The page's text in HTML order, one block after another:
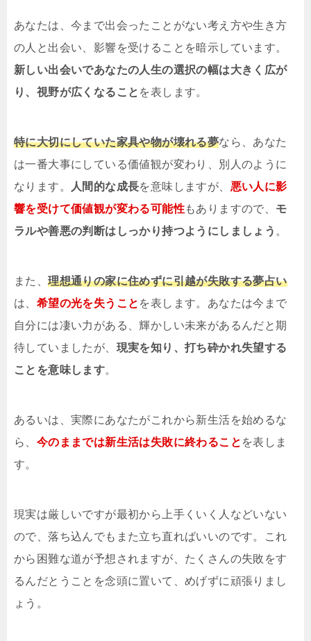
あなたは、今まで出会ったことがない考え方や生き方
の人と出会い、影響を受けることを暗示しています。
新しい出会いであなたの人生の選択の幅は大きく広が
り、視野が広くなること を表します。
特に大切にしていた家具や物が壊れる夢なら、あなた
は一番大事にしている価値観が変わり、別人のように
なります。
人間的な成長を意味しますが、 悪い人に影
響を受けて価値観が変わる可能性もありますので、 モ
ラルや善悪の判断はしっかり持つようにしましょう 。
また、理想通りの家に住めずに引越が失敗する夢占い
は、 希望の光を失うこと を表します。あなたは今まで
自分には凄い力がある、輝かしい未来があるんだと期
待していましたが、 現実を知り、打ち砕かれ失望する
ことを意味します。
あるいは、実際にあなたがこれから新生活を始めるな
ら、 今のままでは新生活は失敗に終わること を表しま
す。
現実は厳しいですが最初から上手くいく人などいない
ので、落ち込んでもまた立ち直ればいいのです。これ
から困難な道が予想されますが、たくさんの失敗をす
るんだとうことを念頭に置いて、めげずに頑張りまし
ょう。